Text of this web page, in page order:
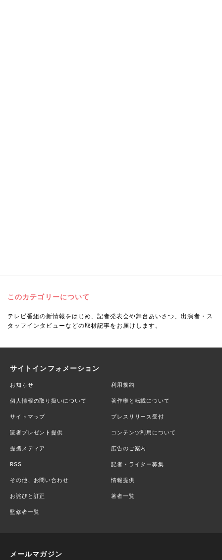
このカテゴリーについて
テレビ番組の新情報をはじめ、記者発表会や舞台あいさつ、出演者・ス
タッフインタビューなどの取材記事をお届けします。
サイトインフォメーション
お知らせ 利用規約
個人情報の取り扱いについて 著作権と転載について
サイトマップ プレスリリース受付
読者プレゼント提供 コンテンツ利用について
提携メディア 広告のご案内
RSS 記者・ライター募集
その他、お問い合わせ 情報提供
お詫びと訂正 著者一覧
監修者一覧
メールマガジン